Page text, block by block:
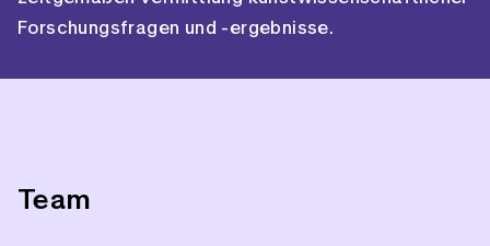
Forschungsfragen und -ergebnisse.
Team